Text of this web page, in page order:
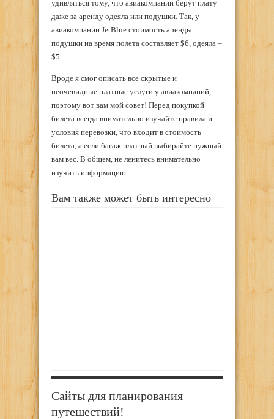
удивляться тому, что авиакомпании берут плату
даже за аренду одеяла или подушки. Так, у
авиакомпании JetBlue стоимость аренды
подушки на время полета составляет $6, одеяла –
$5.
Вроде я смог описать все скрытые и
неочевидные платные услуги у авиакомпаний,
поэтому вот вам мой совет! Перед покупкой
билета всегда внимательно изучайте правила и
условия перевозки, что входит в стоимость
билета, а если багаж платный выбирайте нужный
вам вес. В общем, не ленитесь внимательно
изучить информацию.
Вам также может быть интересно
Сайты для планирования
путешествий!